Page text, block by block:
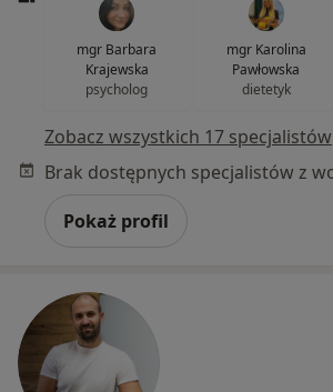
mgr Barbara
Krajewska
psycholog
mgr Karolina
Pawłowska
dietetyk
Zobacz wszystkich 17 specjalistów
Pokaż profil